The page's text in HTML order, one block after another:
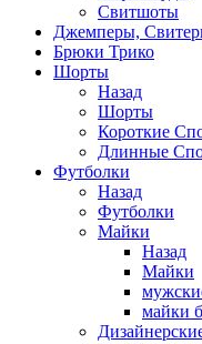
Свитшоты
Джемперы,
Брюки Трико
Шорты
Назад
Шорты
Короткие
Длинные
Футболки
Назад
Футболки
Майки
Назад
Майки
майки